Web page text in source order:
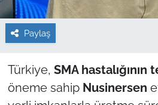
Paylaş
Türkiye, SMA hastalığının
öneme sahip Nusinersen